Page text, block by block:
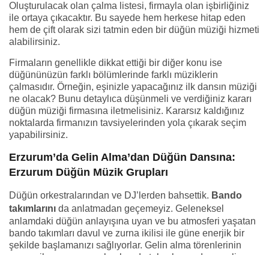
Oluşturulacak olan çalma listesi, firmayla olan işbirliğiniz
ile ortaya çıkacaktır. Bu sayede hem herkese hitap eden
hem de çift olarak sizi tatmin eden bir düğün müziği hizmeti
alabilirsiniz.
Firmaların genellikle dikkat ettiği bir diğer konu ise
düğününüzün farklı bölümlerinde farklı müziklerin
çalmasıdır. Örneğin, eşinizle yapacağınız ilk dansın müziği
ne olacak? Bunu detaylıca düşünmeli ve verdiğiniz kararı
düğün müziği firmasına iletmelisiniz. Kararsız kaldığınız
noktalarda firmanızın tavsiyelerinden yola çıkarak seçim
yapabilirsiniz.
Erzurum’da Gelin Alma’dan Düğün Dansına:
Erzurum Düğün Müzik Grupları
Düğün orkestralarından ve DJ’lerden bahsettik. Bando
takımlarını da anlatmadan geçemeyiz. Geleneksel
anlamdaki düğün anlayışına uyan ve bu atmosferi yaşatan
bando takımları davul ve zurna ikilisi ile güne enerjik bir
şekilde başlamanızı sağlıyorlar. Gelin alma törenlerinin